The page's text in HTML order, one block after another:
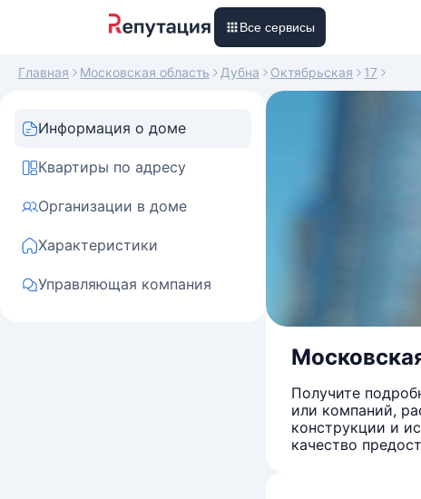
Все сервисы
Главная Московская область Дубна Октябрьская 17
Информация о доме
Квартиры по адресу
Организации в доме
Характеристики
Управляющая компания
Получите
или компаний,
конструкции и
качество